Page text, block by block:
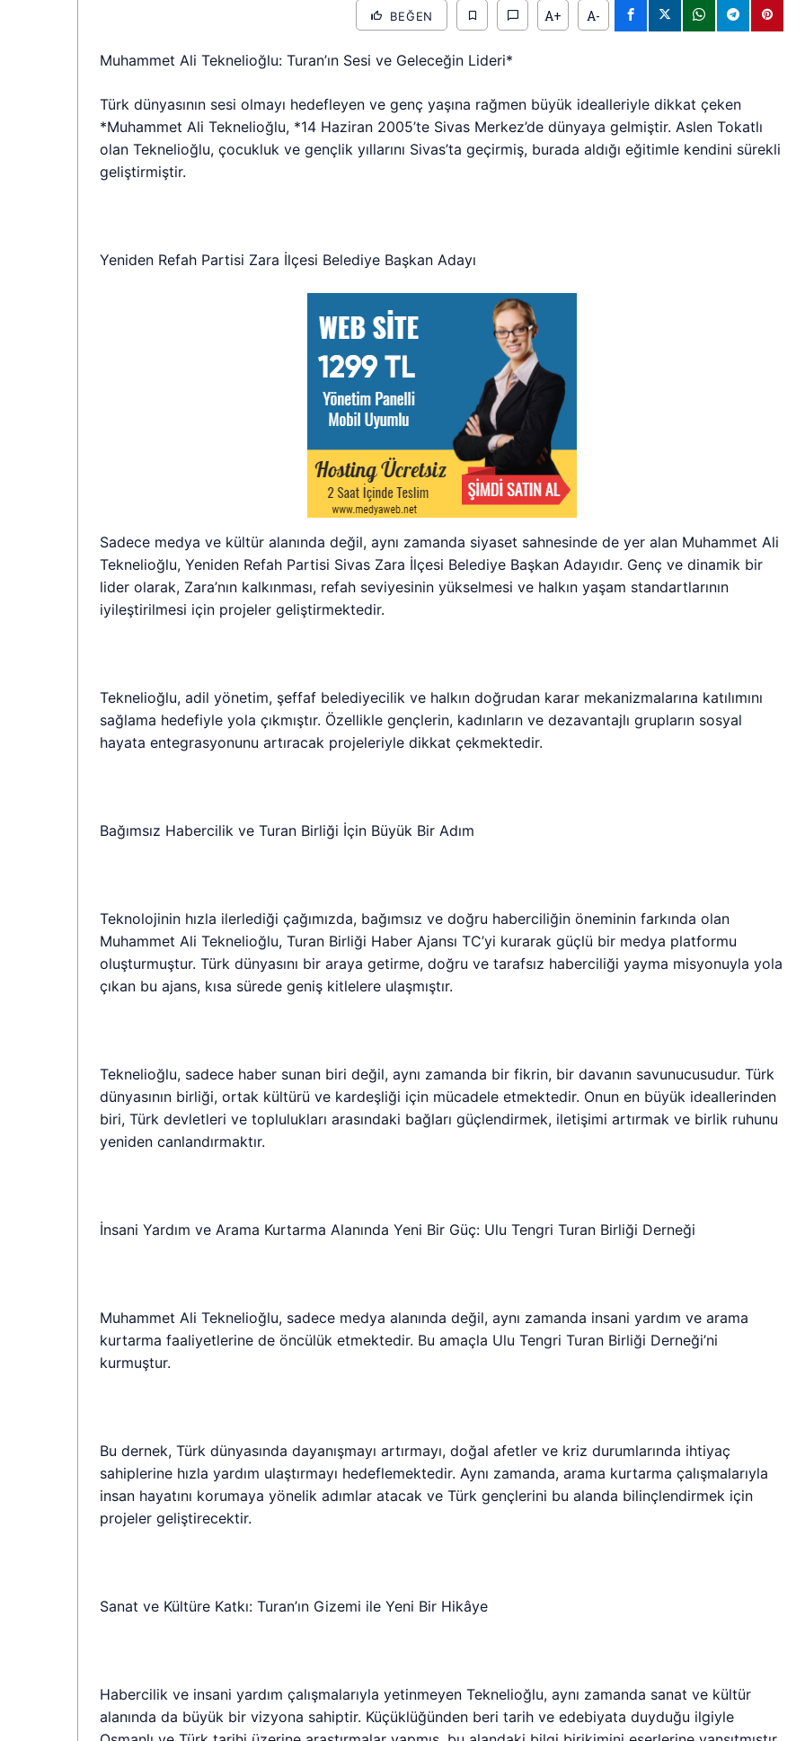
BEĞEN A+ A-
Muhammet Ali Teknelioğlu: Turan’ın Sesi ve Geleceğin Lideri*
Türk dünyasının sesi olmayı hedefleyen ve genç yaşına rağmen büyük idealleriyle dikkat çeken
*Muhammet Ali Teknelioğlu, *14 Haziran 2005’te Sivas Merkez’de dünyaya gelmiştir. Aslen Tokatlı
olan Teknelioğlu, çocukluk ve gençlik yıllarını Sivas’ta geçirmiş, burada aldığı eğitimle kendini sürekli
geliştirmiştir.
Yeniden Refah Partisi Zara İlçesi Belediye Başkan Adayı
Sadece medya ve kültür alanında değil, aynı zamanda siyaset sahnesinde de yer alan Muhammet Ali
Teknelioğlu, Yeniden Refah Partisi Sivas Zara İlçesi Belediye Başkan Adayıdır. Genç ve dinamik bir
lider olarak, Zara’nın kalkınması, refah seviyesinin yükselmesi ve halkın yaşam standartlarının
iyileştirilmesi için projeler geliştirmektedir.
Teknelioğlu, adil yönetim, şeffaf belediyecilik ve halkın doğrudan karar mekanizmalarına katılımını
sağlama hedefiyle yola çıkmıştır. Özellikle gençlerin, kadınların ve dezavantajlı grupların sosyal
hayata entegrasyonunu artıracak projeleriyle dikkat çekmektedir.
Bağımsız Habercilik ve Turan Birliği İçin Büyük Bir Adım
Teknolojinin hızla ilerlediği çağımızda, bağımsız ve doğru haberciliğin öneminin farkında olan
Muhammet Ali Teknelioğlu, Turan Birliği Haber Ajansı TC’yi kurarak güçlü bir medya platformu
oluşturmuştur. Türk dünyasını bir araya getirme, doğru ve tarafsız haberciliği yayma misyonuyla yola
çıkan bu ajans, kısa sürede geniş kitlelere ulaşmıştır.
Teknelioğlu, sadece haber sunan biri değil, aynı zamanda bir fikrin, bir davanın savunucusudur. Türk
dünyasının birliği, ortak kültürü ve kardeşliği için mücadele etmektedir. Onun en büyük ideallerinden
biri, Türk devletleri ve toplulukları arasındaki bağları güçlendirmek, iletişimi artırmak ve birlik ruhunu
yeniden canlandırmaktır.
İnsani Yardım ve Arama Kurtarma Alanında Yeni Bir Güç: Ulu Tengri Turan Birliği Derneği
Muhammet Ali Teknelioğlu, sadece medya alanında değil, aynı zamanda insani yardım ve arama
kurtarma faaliyetlerine de öncülük etmektedir. Bu amaçla Ulu Tengri Turan Birliği Derneği’ni
kurmuştur.
Bu dernek, Türk dünyasında dayanışmayı artırmayı, doğal afetler ve kriz durumlarında ihtiyaç
sahiplerine hızla yardım ulaştırmayı hedeflemektedir. Aynı zamanda, arama kurtarma çalışmalarıyla
insan hayatını korumaya yönelik adımlar atacak ve Türk gençlerini bu alanda bilinçlendirmek için
projeler geliştirecektir.
Sanat ve Kültüre Katkı: Turan’ın Gizemi ile Yeni Bir Hikâye
Habercilik ve insani yardım çalışmalarıyla yetinmeyen Teknelioğlu, aynı zamanda sanat ve kültür
alanında da büyük bir vizyona sahiptir. Küçüklüğünden beri tarih ve edebiyata duyduğu ilgiyle